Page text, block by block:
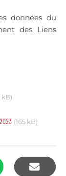
données du
des Liens
kB)
(165 kB)